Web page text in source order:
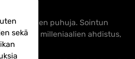
sekä
puhuja. Sointun
milleniaalien ahdistus,